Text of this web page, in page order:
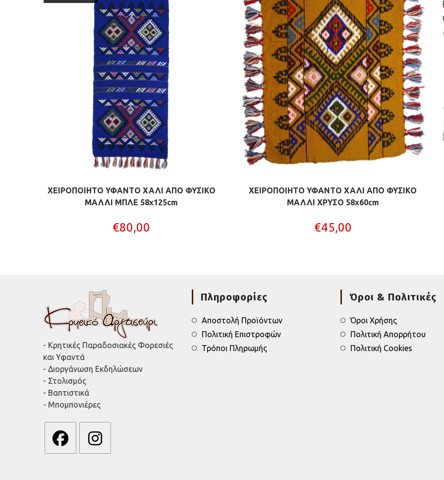
ΧΕΙΡΟΠΟΙΗΤΟ ΥΦΑΝΤΟ ΧΑΛΙ ΑΠΟ ΦΥΣΙΚΟ
ΜΑΛΛΙ ΜΠΛΕ 58x125cm
€80,00
ΧΕΙΡΟΠΟΙΗΤΟ ΥΦΑΝΤΟ ΧΑΛΙ ΑΠΟ ΦΥΣΙΚΟ
ΜΑΛΛΙ ΧΡΥΣΟ 58x60cm
€45,00
- Κρητικές Παραδοσιακές Φορεσιές
και Υφαντά
- Διοργάνωση Εκδηλώσεων
- Στολισμός
- Βαπτιστικά
- Μπομπονιέρες
Πληροφορίες
Αποστολή Προϊόντων
Πολιτική Επιστροφών
Τρόποι Πληρωμής
Όροι & Πολιτικές
Όροι Χρήσης
Πολιτική Απορρήτου
Πολιτική Cookies